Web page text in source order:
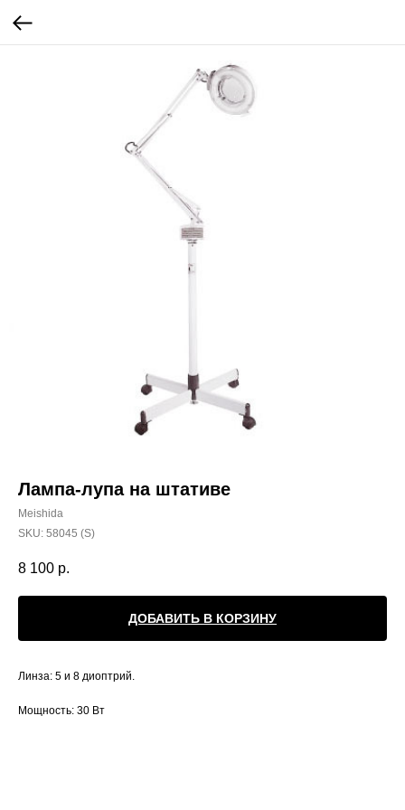
Лампа-лупа на штативе
Meishida
SKU: 58045 (S)
8 100 р.
ДОБАВИТЬ В КОРЗИНУ
Линза: 5 и 8 диоптрий.
Мощность: 30 Вт